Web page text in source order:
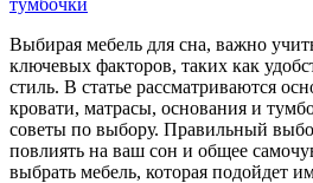
Выбирая мебель для сна, важно
ключевых факторов, таких как
стиль. В статье рассматриваются
кровати, матрасы, основания и
советы по выбору. Правильный
повлиять на ваш сон и общее
выбрать мебель, которая подойдет